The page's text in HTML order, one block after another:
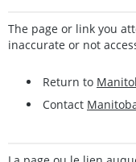
The page or link you
inaccurate or not
Return to
Contact